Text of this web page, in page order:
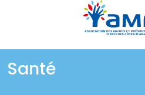
Santé
Panneau de gestion des cookies